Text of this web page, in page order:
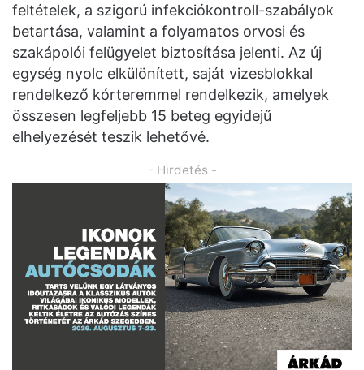
feltételek, a szigorú infekciókontroll-szabályok
betartása, valamint a folyamatos orvosi és
szakápolói felügyelet biztosítása jelenti. Az új
egység nyolc elkülönített, saját vizesblokkal
rendelkező kórteremmel rendelkezik, amelyek
összesen legfeljebb 15 beteg egyidejű
elhelyezését teszik lehetővé.
- Hirdetés -